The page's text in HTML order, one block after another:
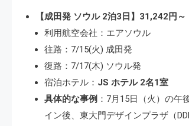
【成田発 ソウル 2泊3日】31,242円～
利用航空会社：エアソウル
往路：7/15(火) 成田発
復路：7/17(木) ソウル発
宿泊ホテル： JS ホテル 2名1室
具体的な事例 ：7月15日（火）の
イン後、東大門デザインプラザ（